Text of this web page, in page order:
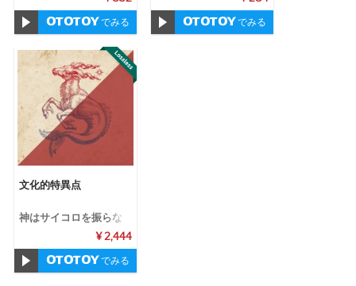
でみる でみる
文化的特異点
神はサイコロを振らな
¥ 2,444
でみる